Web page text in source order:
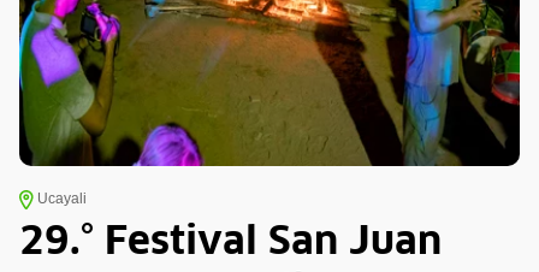
Ucayali
29.° Festival San Juan